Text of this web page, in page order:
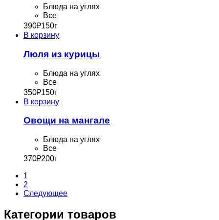
Блюда на углях
Все
390₽150г
В корзину
Люля из курицы
Блюда на углях
Все
350₽150г
В корзину
Овощи на мангале
Блюда на углях
Все
370₽200г
1
2
Cледующее
Категории товаров